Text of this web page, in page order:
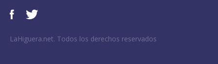
LaHiguera.net. Todos los derechos reservados